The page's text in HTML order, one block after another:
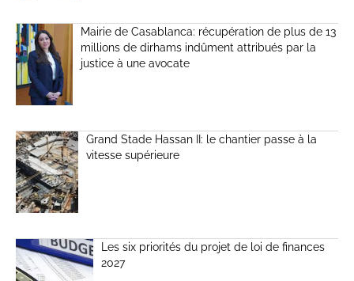
Mairie de Casablanca: récupération de plus de 13
millions de dirhams indûment attribués par la
justice à une avocate
Grand Stade Hassan II: le chantier passe à la
vitesse supérieure
Les six priorités du projet de loi de finances
2027